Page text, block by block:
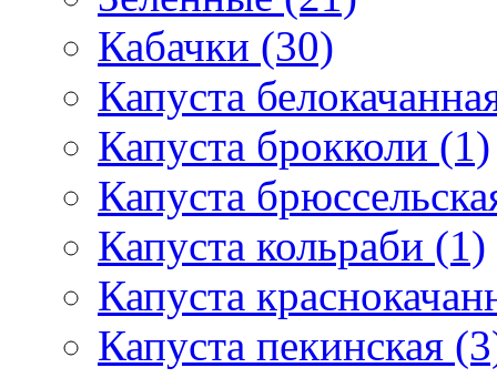
Кабачки (30)
Капуста
Капуста брокколи (1)
Капуста
Капуста кольраби (1)
Капуста
Капуста пекинская